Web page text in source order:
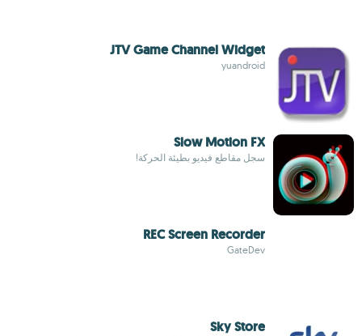
JTV Game Channel Widget
yuandroid
Slow Motion FX
سجل مقاطع فيديو بطيئة الحركة!
REC Screen Recorder
GateDev
Sky Store